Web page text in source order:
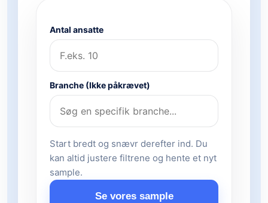
Antal ansatte
Branche (Ikke påkrævet)
Start bredt og snævr derefter ind. Du
kan altid justere filtrene og hente et nyt
sample.
Se vores sample